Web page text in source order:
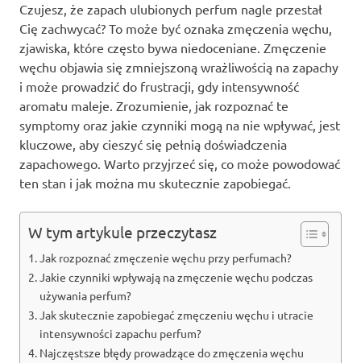
Czujesz, że zapach ulubionych perfum nagle przestał
Cię zachwycać? To może być oznaka zmęczenia węchu,
zjawiska, które często bywa niedoceniane. Zmęczenie
węchu objawia się zmniejszoną wrażliwością na zapachy
i może prowadzić do frustracji, gdy intensywność
aromatu maleje. Zrozumienie, jak rozpoznać te
symptomy oraz jakie czynniki mogą na nie wpływać, jest
kluczowe, aby cieszyć się pełnią doświadczenia
zapachowego. Warto przyjrzeć się, co może powodować
ten stan i jak można mu skutecznie zapobiegać.
W tym artykule przeczytasz
Jak rozpoznać zmęczenie węchu przy perfumach?
Jakie czynniki wpływają na zmęczenie węchu podczas
używania perfum?
Jak skutecznie zapobiegać zmęczeniu węchu i utracie
intensywności zapachu perfum?
Najczęstsze błędy prowadzące do zmęczenia węchu